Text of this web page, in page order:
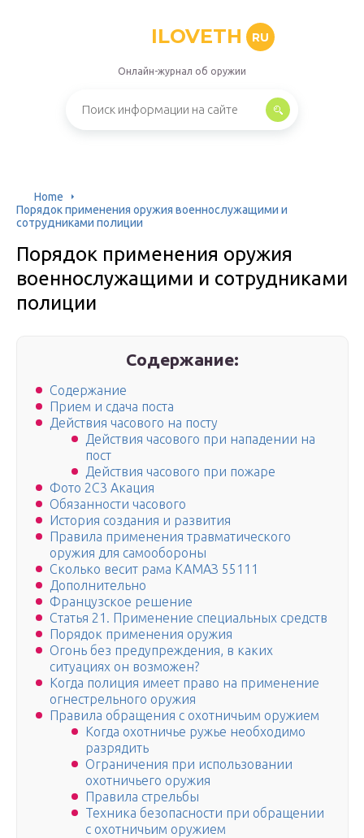
ILOVETH RU
Онлайн-журнал об оружии
Home
Порядок применения оружия военнослужащими и
сотрудниками полиции
Порядок применения оружия
военнослужащими и сотрудниками
полиции
Содержание:
Содержание
Прием и сдача поста
Действия часового на посту
Действия часового при нападении на
пост
Действия часового при пожаре
Фото 2С3 Акация
Обязанности часового
История создания и развития
Правила применения травматического
оружия для самообороны
Сколько весит рама КАМАЗ 55111
Дополнительно
Французское решение
Статья 21. Применение специальных средств
Порядок применения оружия
Огонь без предупреждения, в каких
ситуациях он возможен?
Когда полиция имеет право на применение
огнестрельного оружия
Правила обращения с охотничьим оружием
Когда охотничье ружье необходимо
разрядить
Ограничения при использовании
охотничьего оружия
Правила стрельбы
Техника безопасности при обращении
с охотничьим оружием